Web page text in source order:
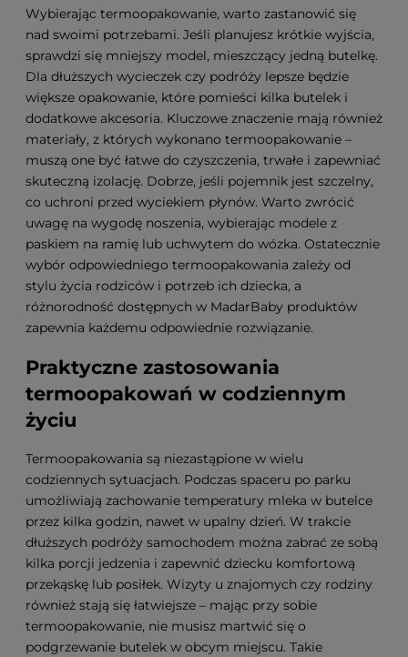
Wybierając termoopakowanie, warto zastanowić się
nad swoimi potrzebami. Jeśli planujesz krótkie wyjścia,
sprawdzi się mniejszy model, mieszczący jedną butelkę.
Dla dłuższych wycieczek czy podróży lepsze będzie
większe opakowanie, które pomieści kilka butelek i
dodatkowe akcesoria. Kluczowe znaczenie mają również
materiały, z których wykonano termoopakowanie –
muszą one być łatwe do czyszczenia, trwałe i zapewniać
skuteczną izolację. Dobrze, jeśli pojemnik jest szczelny,
co uchroni przed wyciekiem płynów. Warto zwrócić
uwagę na wygodę noszenia, wybierając modele z
paskiem na ramię lub uchwytem do wózka. Ostatecznie
wybór odpowiedniego termoopakowania zależy od
stylu życia rodziców i potrzeb ich dziecka, a
różnorodność dostępnych w MadarBaby produktów
zapewnia każdemu odpowiednie rozwiązanie.
Praktyczne zastosowania
termoopakowań w codziennym
życiu
Termoopakowania są niezastąpione w wielu
codziennych sytuacjach. Podczas spaceru po parku
umożliwiają zachowanie temperatury mleka w butelce
przez kilka godzin, nawet w upalny dzień. W trakcie
dłuższych podróży samochodem można zabrać ze sobą
kilka porcji jedzenia i zapewnić dziecku komfortową
przekąskę lub posiłek. Wizyty u znajomych czy rodziny
również stają się łatwiejsze – mając przy sobie
termoopakowanie, nie musisz martwić się o
podgrzewanie butelek w obcym miejscu. Takie